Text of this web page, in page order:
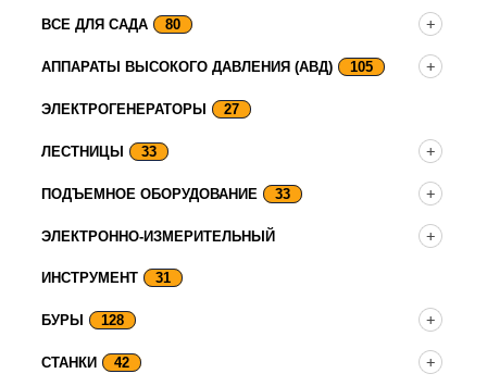
ВСЕ ДЛЯ САДА 80
АППАРАТЫ ВЫСОКОГО ДАВЛЕНИЯ (АВД) 105
ЭЛЕКТРОГЕНЕРАТОРЫ 27
ЛЕСТНИЦЫ 33
ПОДЪЕМНОЕ ОБОРУДОВАНИЕ 33
ЭЛЕКТРОННО-ИЗМЕРИТЕЛЬНЫЙ
ИНСТРУМЕНТ 31
БУРЫ 128
СТАНКИ 42